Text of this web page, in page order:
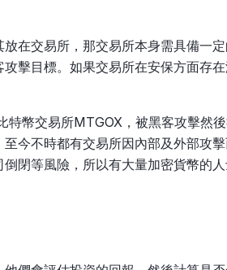
在交易所，那交易所本身需具備一
擊目標。如果交易所在安保方面存
幣交易所MTGOX，被黑客攻擊然
今不時都有交易所因內部及外部攻
閉等風險，所以有大量加密貨幣的